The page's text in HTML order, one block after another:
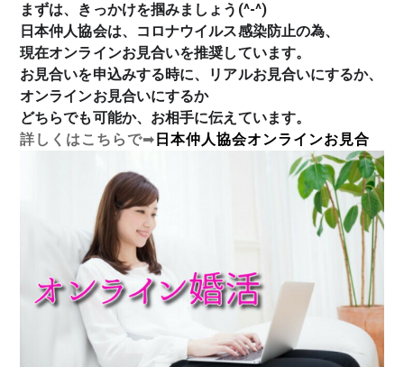
まずは、きっかけを掴みましょう(^-^)
日本仲人協会は、コロナウイルス感染防止の為、
現在オンラインお見合いを推奨しています。
お見合いを申込みする時に、リアルお見合いにするか、
オンラインお見合いにするか
どちらでも可能か、お相手に伝えています。
詳しくはこちらで➡ 日本仲人協会オンラインお見合